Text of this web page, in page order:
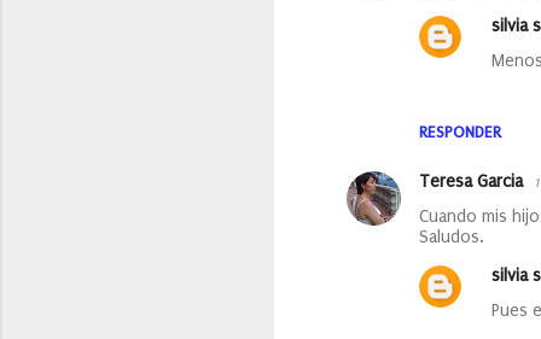
r
RESPONDER
silvia s
Teresa Garcia
Cuando mis
Saludos.
silvia s
Pues